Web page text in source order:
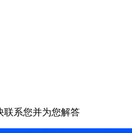
联系您并为您解答